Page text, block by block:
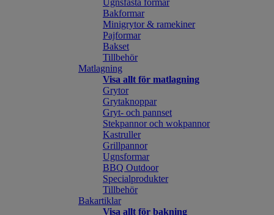
Ugnsfasta formar
Bakformar
Minigrytor & ramekiner
Pajformar
Bakset
Tillbehör
Matlagning
Visa allt för matlagning
Grytor
Grytaknoppar
Gryt- och pannset
Stekpannor och wokpannor
Kastruller
Grillpannor
Ugnsformar
BBQ Outdoor
Specialprodukter
Tillbehör
Bakartiklar
Visa allt för bakning